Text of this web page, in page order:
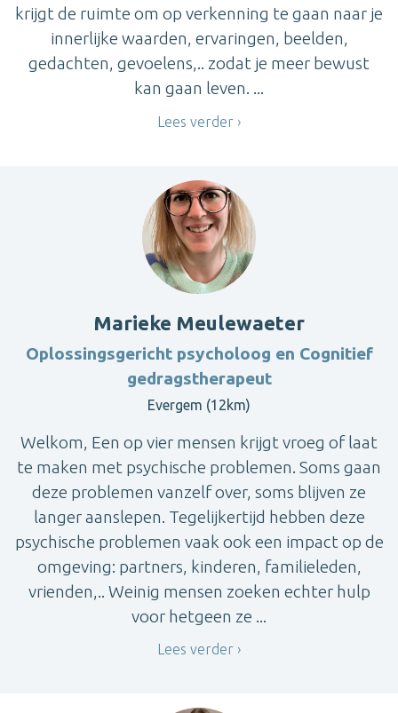
krijgt de ruimte om op verkenning te gaan naar je
innerlijke waarden, ervaringen, beelden,
gedachten, gevoelens,.. zodat je meer bewust
kan gaan leven. ...
Lees verder
Marieke Meulewaeter
Oplossingsgericht psycholoog en Cognitief
gedragstherapeut
Evergem (12km)
Welkom, Een op vier mensen krijgt vroeg of laat
te maken met psychische problemen. Soms gaan
deze problemen vanzelf over, soms blijven ze
langer aanslepen. Tegelijkertijd hebben deze
psychische problemen vaak ook een impact op de
omgeving: partners, kinderen, familieleden,
vrienden,.. Weinig mensen zoeken echter hulp
voor hetgeen ze ...
Lees verder